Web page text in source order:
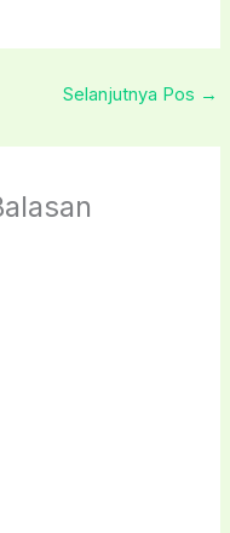
Selanjutnya Pos →